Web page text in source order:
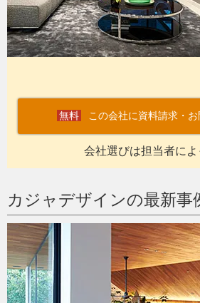
この会社に資料請求・
会社選びは担当者に
カジャデザインの最新事